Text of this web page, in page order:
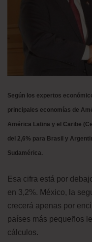
Según los expertos
principales economías de
América Latina y el Caribe
del 2,6% para Brasil y
Sudamérica.
Esa cifra está por
en 3,2%. México, la
crecerá apenas por
países más pequeños
cálculos.